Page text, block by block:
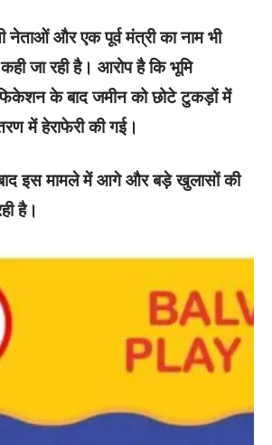
और एक पूर्व मंत्री का नाम भी
जा रही है। आरोप है कि भूमि
के बाद जमीन को छोटे टुकड़ों में
में हेराफेरी की गई।
बाद इस मामले में आगे और बड़े खुलासों की
है।